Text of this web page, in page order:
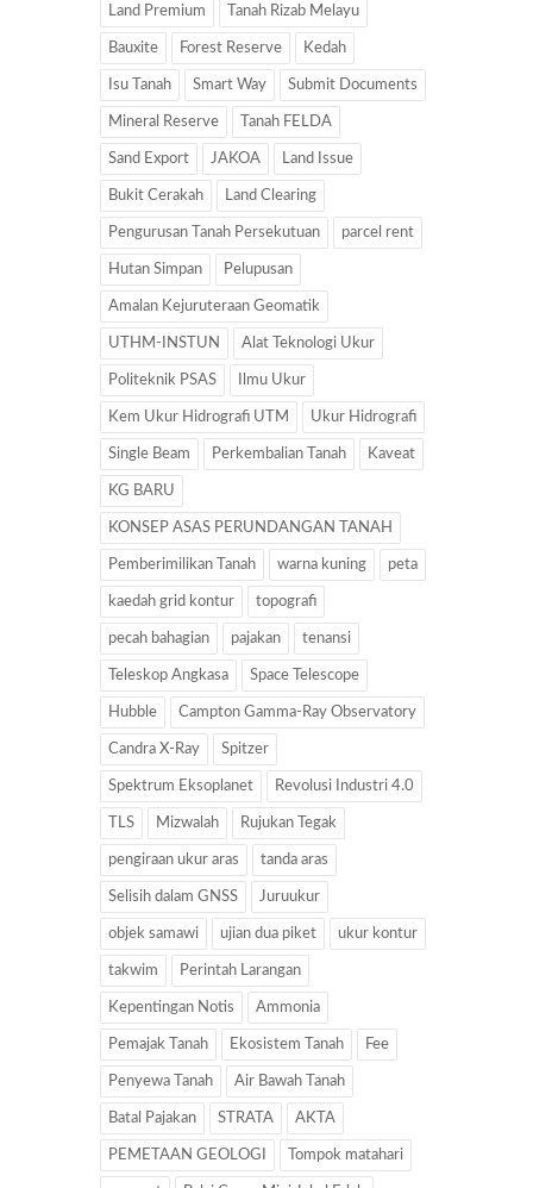
Land Premium Tanah Rizab Melayu
Bauxite Forest Reserve Kedah
Isu Tanah Smart Way Submit Documents
Mineral Reserve Tanah FELDA
Sand Export JAKOA Land Issue
Bukit Cerakah Land Clearing
Pengurusan Tanah Persekutuan parcel rent
Hutan Simpan Pelupusan
Amalan Kejuruteraan Geomatik
UTHM-INSTUN Alat Teknologi Ukur
Politeknik PSAS Ilmu Ukur
Kem Ukur Hidrografi UTM Ukur Hidrografi
Single Beam Perkembalian Tanah Kaveat
KG BARU
KONSEP ASAS PERUNDANGAN TANAH
Pemberimilikan Tanah warna kuning peta
kaedah grid kontur topografi
pecah bahagian pajakan tenansi
Teleskop Angkasa Space Telescope
Hubble Campton Gamma-Ray Observatory
Candra X-Ray Spitzer
Spektrum Eksoplanet Revolusi Industri 4.0
TLS Mizwalah Rujukan Tegak
pengiraan ukur aras tanda aras
Selisih dalam GNSS Juruukur
objek samawi ujian dua piket ukur kontur
takwim Perintah Larangan
Kepentingan Notis Ammonia
Pemajak Tanah Ekosistem Tanah Fee
Penyewa Tanah Air Bawah Tanah
Batal Pajakan STRATA AKTA
PEMETAAN GEOLOGI Tompok matahari